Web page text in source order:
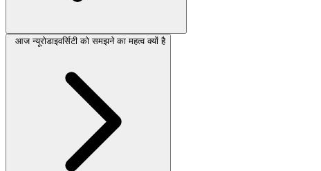
आज न्यूरोडाइवर्सिटी को समझने का महत्व क्यों है